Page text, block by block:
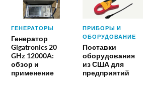
ГЕНЕРАТОРЫ
Генератор
Gigatronics 20
GHz 12000A:
обзор и
применение
ПРИБОРЫ И
ОБОРУДОВАНИЕ
Поставки
оборудования
из США для
предприятий